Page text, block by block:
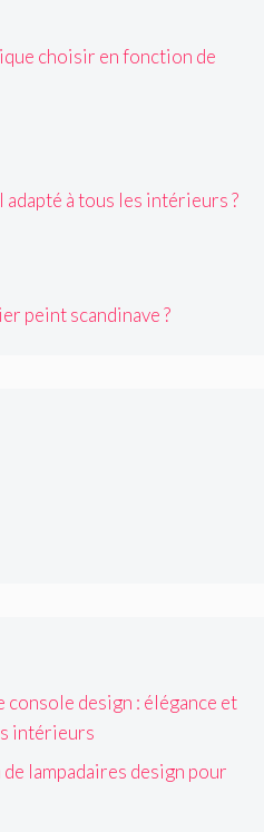
choisir en fonction de
à tous les intérieurs ?
peint scandinave ?
design : élégance et
intérieurs
lampadaires design pour